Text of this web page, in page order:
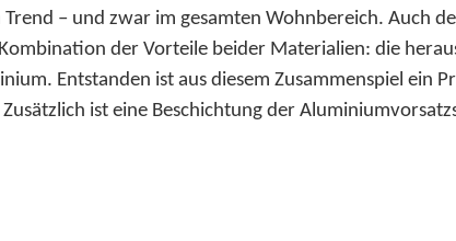
– und zwar im gesamten Wohnbereich. Auch
der Vorteile beider Materialien: die
Entstanden ist aus diesem Zusammenspiel ein
ist eine Beschichtung der